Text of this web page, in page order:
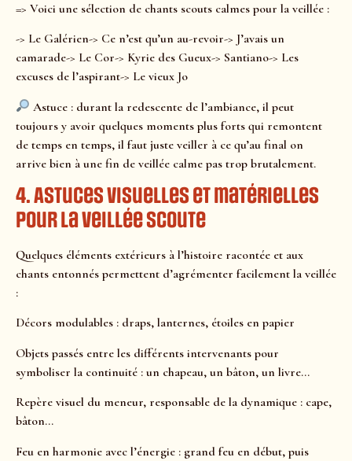
=> Voici une sélection de chants scouts calmes pour la veillée :
-> Le Galérien-> Ce n’est qu’un au-revoir-> J’avais un
camarade-> Le Cor-> Kyrie des Gueux-> Santiano-> Les
excuses de l’aspirant-> Le vieux Jo
Astuce : durant la redescente de l’ambiance, il peut
toujours y avoir quelques moments plus forts qui remontent
de temps en temps, il faut juste veiller à ce qu’au final on
arrive bien à une fin de veillée calme pas trop brutalement.
4. Astuces visuelles et matérielles
pour la veillée scoute
Quelques éléments extérieurs à l’histoire racontée et aux
chants entonnés permettent d’agrémenter facilement la veillée
:
Décors modulables : draps, lanternes, étoiles en papier
Objets passés entre les différents intervenants pour
symboliser la continuité : un chapeau, un bâton, un livre…
Repère visuel du meneur, responsable de la dynamique : cape,
bâton…
Feu en harmonie avec l’énergie : grand feu en début, puis